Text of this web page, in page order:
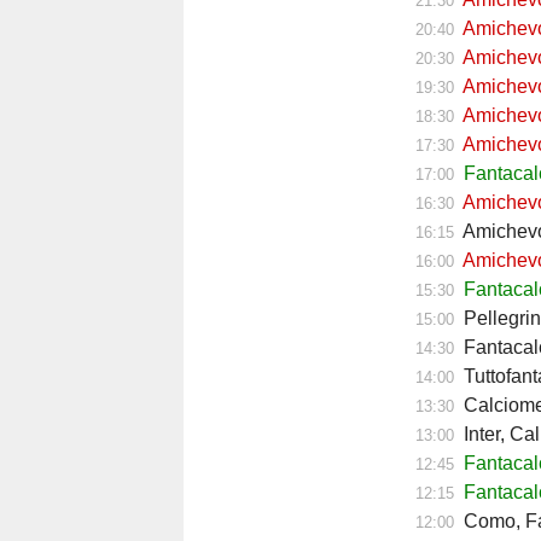
20:40
20:30
19:30
18:30
17:30
17:00
16:30
16:15
16:00
15:30
15:00
14:30
14:00
13:30
13:00 Inter,
12:45
12:15
12:00 Como,